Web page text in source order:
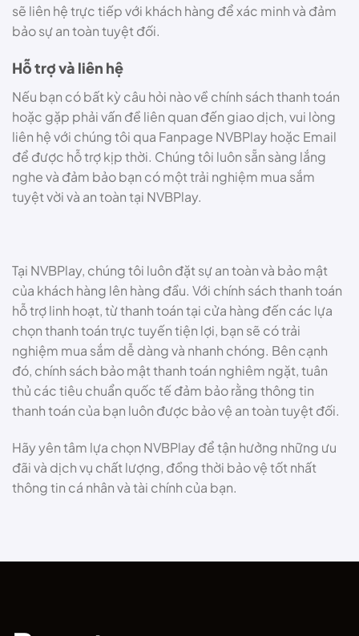
sẽ liên hệ trực tiếp với khách hàng để xác minh và đảm
bảo sự an toàn tuyệt đối.
Hỗ trợ và liên hệ
Nếu bạn có bất kỳ câu hỏi nào về chính sách thanh toán
hoặc gặp phải vấn đề liên quan đến giao dịch, vui lòng
liên hệ với chúng tôi qua Fanpage NVBPlay hoặc Email
để được hỗ trợ kịp thời. Chúng tôi luôn sẵn sàng lắng
nghe và đảm bảo bạn có một trải nghiệm mua sắm
tuyệt vời và an toàn tại NVBPlay.
Tại NVBPlay, chúng tôi luôn đặt sự an toàn và bảo mật
của khách hàng lên hàng đầu. Với chính sách thanh toán
hỗ trợ linh hoạt, từ thanh toán tại cửa hàng đến các lựa
chọn thanh toán trực tuyến tiện lợi, bạn sẽ có trải
nghiệm mua sắm dễ dàng và nhanh chóng. Bên cạnh
đó, chính sách bảo mật thanh toán nghiêm ngặt, tuân
thủ các tiêu chuẩn quốc tế đảm bảo rằng thông tin
thanh toán của bạn luôn được bảo vệ an toàn tuyệt đối.
Hãy yên tâm lựa chọn NVBPlay để tận hưởng những ưu
đãi và dịch vụ chất lượng, đồng thời bảo vệ tốt nhất
thông tin cá nhân và tài chính của bạn.